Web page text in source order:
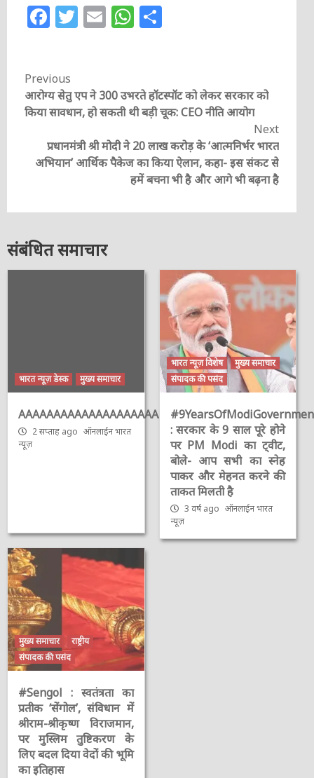
Facebook
Twitter
EmailWhatsApp
Continue
Reading
Previous
आरोग्य सेतु एप ने 300 उभरते हॉटस्पॉट को लेकर सरकार को
किया सावधान, हो सकती थी बड़ी चूक: CEO नीति आयोग
Next
प्रधानमंत्री श्री मोदी ने 20 लाख करोड़ के ‘आत्मनिर्भर भारत
अभियान’ आर्थिक पैकेज का किया ऐलान, कहा- इस संकट से
हमें बचना भी है और आगे भी बढ़ना है
संबंधित समाचार
भारत न्यूज़ डेस्क मुख्य समाचार
AAAAAAAAAAAAAAAAAAAAAAAAAAAAAAAAA
2 सप्ताह ago ऑनलाईन भारत
न्यूज़
भारत न्यूज़ विशेष
मुख्य समाचार
संपादक की पसंद
: सरकार के 9 साल पूरे होने
पर PM Modi का ट्वीट,
बोले- आप सभी का स्नेह
पाकर और मेहनत करने की
ताकत मिलती है
3 वर्ष ago ऑनलाईन भारत
न्यूज़
मुख्य समाचार
राष्ट्रीय
संपादक की पसंद
#Sengol : स्वतंत्रता का
प्रतीक ‘सेंगोल’, संविधान में
श्रीराम-श्रीकृष्ण विराजमान,
पर मुस्लिम तुष्टिकरण के
लिए बदल दिया वेदों की भूमि
का इतिहास